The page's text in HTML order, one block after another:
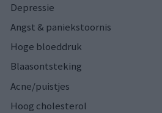
Depressie
Angst & paniekstoornis
Hoge bloeddruk
Blaasontsteking
Acne/puistjes
Hoog cholesterol